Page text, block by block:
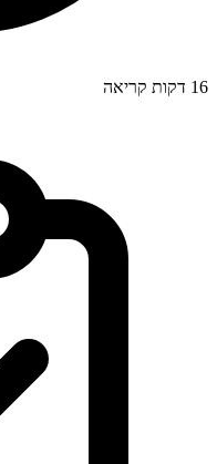
16 דקות קריאה